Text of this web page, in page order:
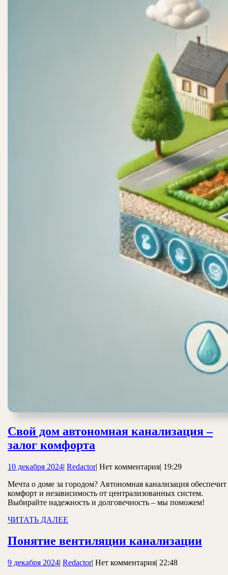
Свой дом автономная канализация –
залог комфорта
автономная
канализация
–
10 декабря 202410
2024
| RedactorRedactor
| Нет комментария| 19:29
Мечта о доме за городом? Автономная канализация обеспечит
комфорт и независимость от централизованных систем.
Выбирайте надежность и долговечность – мы поможем!
ЧИТАТЬ ДАЛЕЕ
Понятие вентиляции канализации
9 декабря 20249| RedactorRedactor
| Нет комментария| 22:48